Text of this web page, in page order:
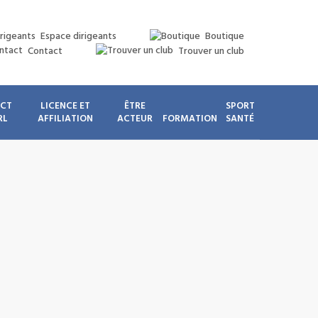
Espace dirigeants
Boutique
Contact
Trouver un club
LICENCE ET
AFFILIATION
ÊTRE
ACTEUR
FORMATION
SPORT
SANTÉ